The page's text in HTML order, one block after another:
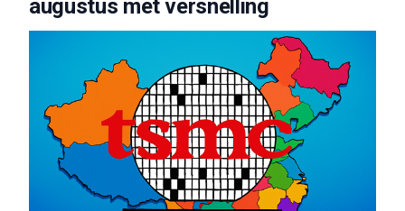
augustus met versnelling